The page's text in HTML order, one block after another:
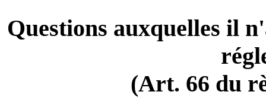
Questions auxquelles il
(Art. 66 du